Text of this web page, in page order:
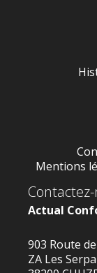
Mentions
Actual
903 Route
ZA Les